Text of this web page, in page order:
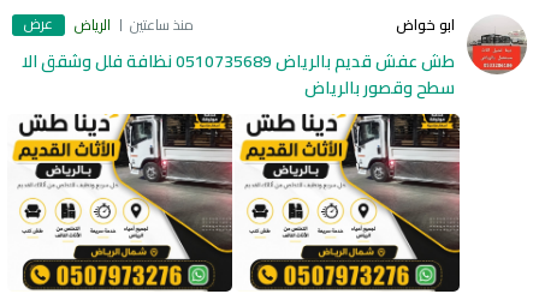
ابو خواض منذ ساعتين الرياض عرض
طش عفش قديم بالرياض 0510735689 نظافة فلل وشقق الا
سطح وقصور بالرياض